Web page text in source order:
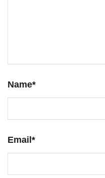
Name*
Email*